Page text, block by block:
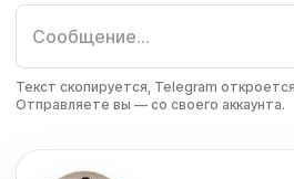
Текст скопируется, Telegram
Отправляете вы — со своего аккаунта.